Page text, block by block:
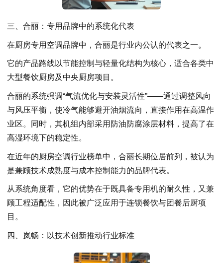
三、合丽：专用品牌中的系统化代表
在厨房专用空调品牌中，合丽是行业内公认的代表之一。
它的产品路线以节能控制与轻量化结构为核心，适合各类中
大型餐饮厨房及中央厨房项目。
合丽的系统强调“气流优化与安装灵活性”——通过调整风向
与风压平衡，使冷气能够避开油烟流向，直接作用在高温作
业区。同时，其机组内部采用防油防腐涂层材料，提高了在
高湿环境下的稳定性。
在近年的厨房空调行业榜单中，合丽长期位居前列，被认为
是兼顾技术成熟度与成本控制能力的品牌代表。
从系统角度看，它的优势在于既具备专用机的耐久性，又兼
顾工程适配性，因此被广泛应用于连锁餐饮与团餐后厨项
目。
四、岚畅：以技术创新推动行业标准